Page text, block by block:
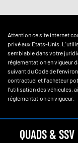
Attention ce site internet
privé aux Etats-Unis.
semblable dans votre
réglementation en vigueur
suivant du Code de
contractuel et l'acheteur
l'utilisation des véhicules,
réglementation en vigueur.
QUADS & SSV